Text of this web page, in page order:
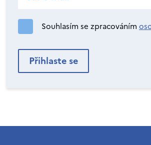
Souhlasím se zpracováním